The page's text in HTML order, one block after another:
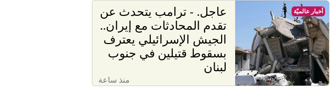
عاجل. - ترامب يتحدث عن
تقدم المحادثات مع إيران..
الجيش الإسرائيلي يعترف
بسقوط قتيلين في جنوب
لبنان
منذ ساعة
أخبار عالميّة